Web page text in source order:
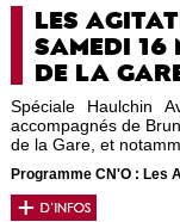
LES
SAMEDI 16
DE LA
Spéciale Haulchin
accompagnés de
de la Gare, et
Programme CN'O : Les